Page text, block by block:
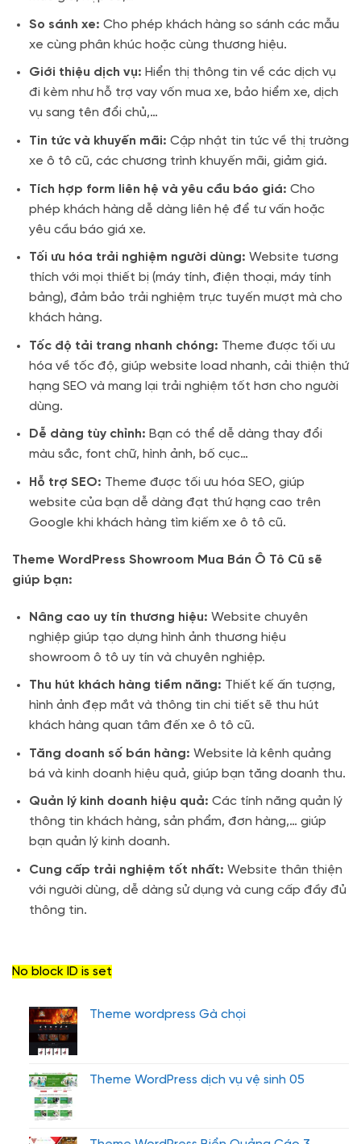
So sánh xe: Cho phép khách hàng so sánh các mẫu
xe cùng phân khúc hoặc cùng thương hiệu.
Giới thiệu dịch vụ: Hiển thị thông tin về các dịch vụ
đi kèm như hỗ trợ vay vốn mua xe, bảo hiểm xe, dịch
vụ sang tên đổi chủ,…
Tin tức và khuyến mãi: Cập nhật tin tức về thị trường
xe ô tô cũ, các chương trình khuyến mãi, giảm giá.
Tích hợp form liên hệ và yêu cầu báo giá: Cho
phép khách hàng dễ dàng liên hệ để tư vấn hoặc
yêu cầu báo giá xe.
Tối ưu hóa trải nghiệm người dùng: Website tương
thích với mọi thiết bị (máy tính, điện thoại, máy tính
bảng), đảm bảo trải nghiệm trực tuyến mượt mà cho
khách hàng.
Tốc độ tải trang nhanh chóng: Theme được tối ưu
hóa về tốc độ, giúp website load nhanh, cải thiện thứ
hạng SEO và mang lại trải nghiệm tốt hơn cho người
dùng.
Dễ dàng tùy chỉnh: Bạn có thể dễ dàng thay đổi
màu sắc, font chữ, hình ảnh, bố cục…
Hỗ trợ SEO: Theme được tối ưu hóa SEO, giúp
website của bạn dễ dàng đạt thứ hạng cao trên
Google khi khách hàng tìm kiếm xe ô tô cũ.
Theme WordPress Showroom Mua Bán Ô Tô Cũ sẽ
giúp bạn:
Nâng cao uy tín thương hiệu: Website chuyên
nghiệp giúp tạo dựng hình ảnh thương hiệu
showroom ô tô uy tín và chuyên nghiệp.
Thu hút khách hàng tiềm năng: Thiết kế ấn tượng,
hình ảnh đẹp mắt và thông tin chi tiết sẽ thu hút
khách hàng quan tâm đến xe ô tô cũ.
Tăng doanh số bán hàng: Website là kênh quảng
bá và kinh doanh hiệu quả, giúp bạn tăng doanh thu.
Quản lý kinh doanh hiệu quả: Các tính năng quản lý
thông tin khách hàng, sản phẩm, đơn hàng,… giúp
bạn quản lý kinh doanh.
Cung cấp trải nghiệm tốt nhất: Website thân thiện
với người dùng, dễ dàng sử dụng và cung cấp đầy đủ
thông tin.
No block ID is set
Theme wordpress Gà chọi
Theme WordPress dịch vụ vệ sinh 05